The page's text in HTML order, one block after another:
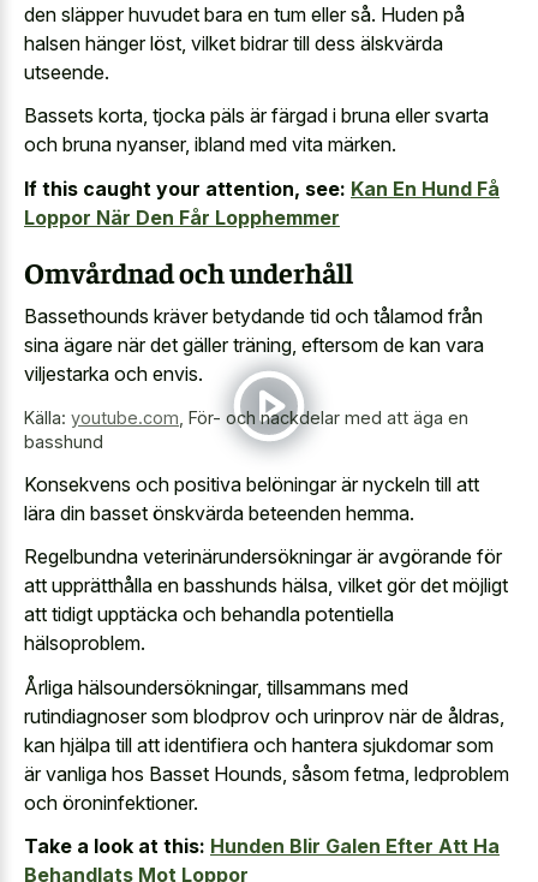
den släpper huvudet bara en tum eller så. Huden på
halsen hänger löst, vilket bidrar till dess älskvärda
utseende.
Bassets korta, tjocka päls är färgad i bruna eller svarta
och bruna nyanser, ibland med vita märken.
If this caught your attention, see: Kan En Hund Få
Loppor När Den Får Lopphemmer
Omvårdnad och underhåll
Bassethounds kräver betydande tid och tålamod från
sina ägare när det gäller träning, eftersom de kan vara
viljestarka och envis.
Källa: youtube.com För- och nackdelar med att äga en
basshund
Konsekvens och positiva belöningar är nyckeln till att
lära din basset önskvärda beteenden hemma.
Regelbundna veterinärundersökningar är avgörande för
att upprätthålla en basshunds hälsa, vilket gör det möjligt
att tidigt upptäcka och behandla potentiella
hälsoproblem.
Årliga hälsoundersökningar, tillsammans med
rutindiagnoser som blodprov och urinprov när de åldras,
kan hjälpa till att identifiera och hantera sjukdomar som
är vanliga hos Basset Hounds, såsom fetma, ledproblem
och öroninfektioner.
Take a look at this: Hunden Blir Galen Efter Att Ha
Behandlats Mot Loppor